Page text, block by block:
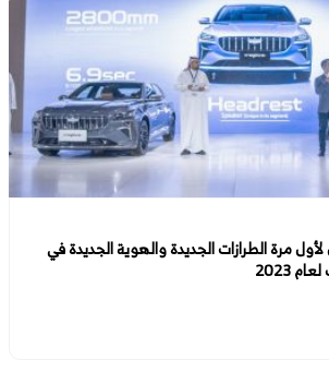
مرة الطرازات الجديدة والهوية الجديدة في
2023